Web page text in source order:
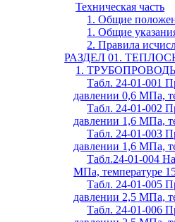
Техническая часть
1. Общие
1. Общие
2. Правила
РАЗДЕЛ 01.
1.
Табл. 24-01-001
давлении 0,6 МПа,
Табл. 24-01-002
давлении 1,6 МПа,
Табл. 24-01-003
давлении 1,6 МПа,
Табл.24-01-004
МПа, температуре
Табл. 24-01-005
давлении 2,5 МПа,
Табл. 24-01-006